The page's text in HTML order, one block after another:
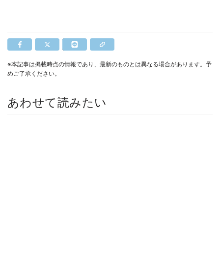
※本記事は掲載時点の情報であり、最新のものとは異なる場合があります。予
めご了承ください。
あわせて読みたい